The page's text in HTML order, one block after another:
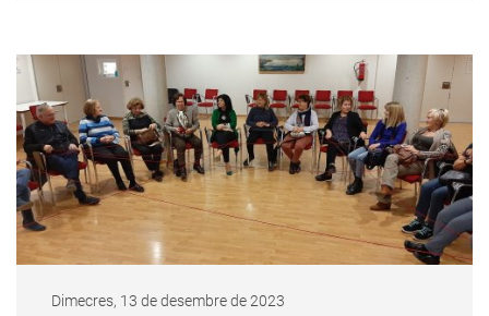
Dimecres, 13 de desembre de 2023